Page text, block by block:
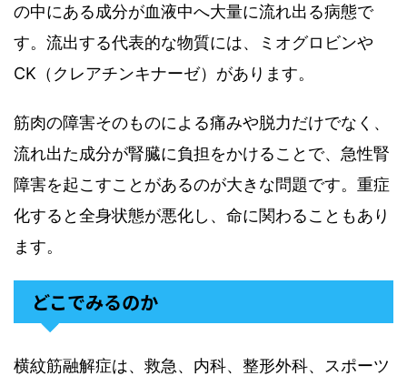
の中にある成分が血液中へ大量に流れ出る病態で
す。流出する代表的な物質には、ミオグロビンや
CK（クレアチンキナーゼ）があります。
筋肉の障害そのものによる痛みや脱力だけでなく、
流れ出た成分が腎臓に負担をかけることで、急性腎
障害を起こすことがあるのが大きな問題です。重症
化すると全身状態が悪化し、命に関わることもあり
ます。
どこでみるのか
横紋筋融解症は、救急、内科、整形外科、スポーツ